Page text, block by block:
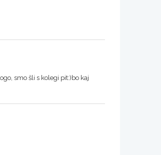
smo šli s kolegi pit:)bo kaj